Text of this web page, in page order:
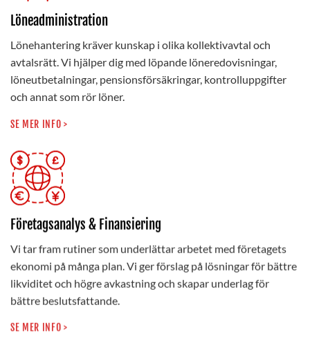
Löneadministration
Lönehantering kräver kunskap i olika kollektivavtal och
avtalsrätt. Vi hjälper dig med löpande löneredovisningar,
löneutbetalningar, pensionsförsäkringar, kontrolluppgifter
och annat som rör löner.
SE MER INFO >
Företagsanalys & Finansiering
Vi tar fram rutiner som underlättar arbetet med företagets
ekonomi på många plan. Vi ger förslag på lösningar för bättre
likviditet och högre avkastning och skapar underlag för
bättre beslutsfattande.
SE MER INFO >